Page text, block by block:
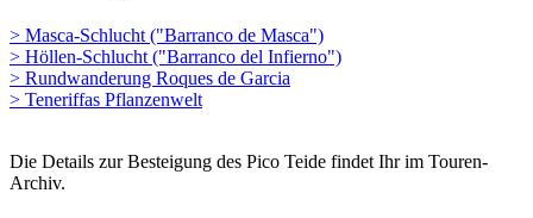
> Masca-Schlucht ("Barranco de Masca")
> Höllen-Schlucht ("Barranco del Infierno")
> Rundwanderung Roques de Garcia
> Teneriffas Pflanzenwelt
Die Details zur Besteigung des Pico Teide findet Ihr im Touren-
Archiv.